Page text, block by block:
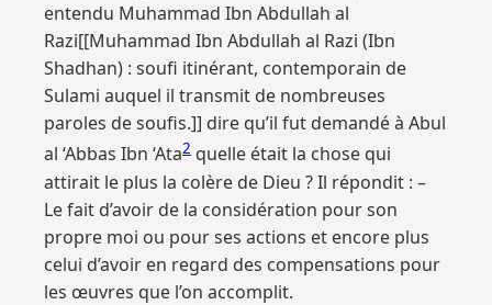
entendu Muhammad Ibn Abdullah al
Razi[[Muhammad Ibn Abdullah al Razi (Ibn
Shadhan) : soufi itinérant, contemporain de
Sulami auquel il transmit de nombreuses
paroles de soufis.]] dire qu’il fut demandé à Abul
al ‘Abbas Ibn ‘Ata2 quelle était la chose qui
attirait le plus la colère de Dieu ? Il répondit : –
Le fait d’avoir de la considération pour son
propre moi ou pour ses actions et encore plus
celui d’avoir en regard des compensations pour
les œuvres que l’on accomplit.